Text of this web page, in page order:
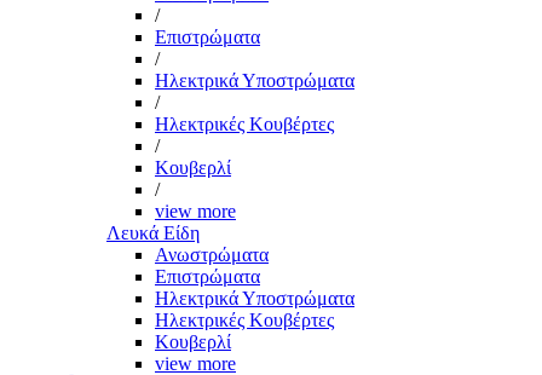
/
Επιστρώματα
/
Ηλεκτρικά Υποστρώματα
/
Ηλεκτρικές Κουβέρτες
/
Κουβερλί
/
view more
Λευκά Είδη
Ανωστρώματα
Επιστρώματα
Ηλεκτρικά Υποστρώματα
Ηλεκτρικές Κουβέρτες
Κουβερλί
view more